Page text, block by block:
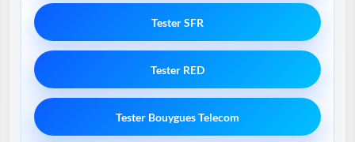
Tester SFR
Tester RED
Tester Bouygues Telecom